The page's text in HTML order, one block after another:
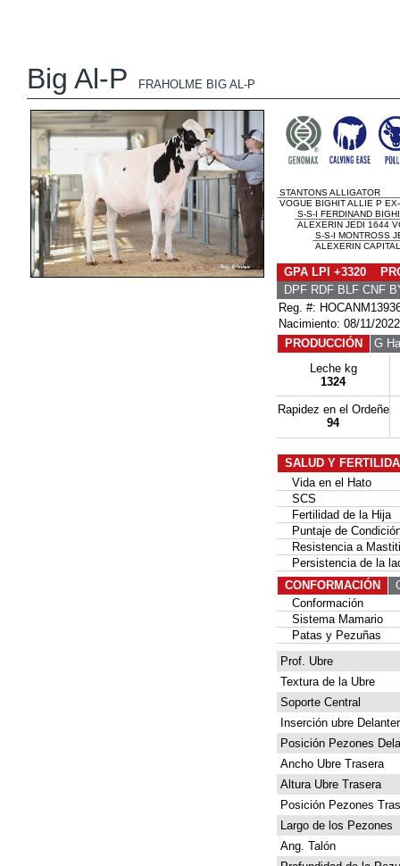
Big Al-P FRAHOLME BIG AL-P
STANTONS ALLIGATOR
VOGUE BIGHIT ALLIE P
S-S-I FERDINAND
ALEXERIN JEDI 1644
S-S-I MONTROSS
ALEXERIN
GPA LPI +3320
DPF RDF BLF CNF
Reg. #:
Nacimiento: 08/11/2022
PRODUCCIÓN
G
Leche kg
1324
Rapidez en el Ordeñe
94
SALUD Y
Vida en el Hato
SCS
Fertilidad de la Hija
Puntaje de
Resistencia a
Persistencia de la
CONFORMACIÓN
Conformación
Sistema Mamario
Patas y Pezuñas
Prof. Ubre
Textura de la Ubre
Soporte Central
Inserción ubre
Posición Pezones
Ancho Ubre Trasera
Altura Ubre Trasera
Posición Pezones
Largo de los Pezones
Ang. Talón